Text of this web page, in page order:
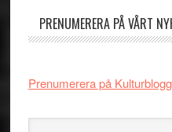
PRENUMERERA PÅ VÅRT
Prenumerera på